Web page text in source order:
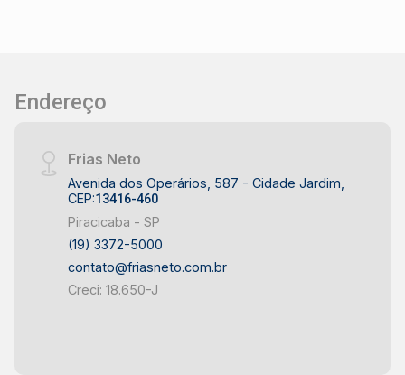
Endereço
Frias Neto
Avenida dos Operários, 587 - Cidade Jardim,
CEP:13416-460
Piracicaba - SP
(19) 3372-5000
contato@friasneto.com.br
Creci: 18.650-J